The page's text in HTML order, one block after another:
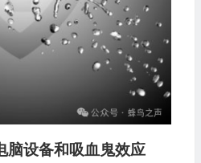
脑设备和吸血鬼效应